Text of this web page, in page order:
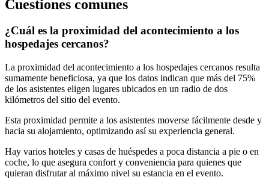
Cuestiones comunes
¿Cuál es la proximidad del acontecimiento a los
hospedajes cercanos?
La proximidad del acontecimiento a los hospedajes cercanos resulta
sumamente beneficiosa, ya que los datos indican que más del 75%
de los asistentes eligen lugares ubicados en un radio de dos
kilómetros del sitio del evento.
Esta proximidad permite a los asistentes moverse fácilmente desde y
hacia su alojamiento, optimizando así su experiencia general.
Hay varios hoteles y casas de huéspedes a poca distancia a pie o en
coche, lo que asegura confort y conveniencia para quienes que
quieran disfrutar al máximo nivel su estancia en el evento.